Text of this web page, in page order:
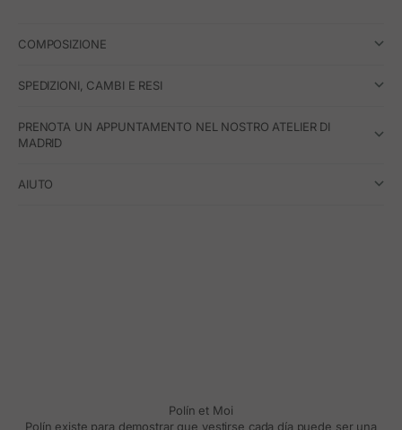
COMPOSIZIONE
SPEDIZIONI, CAMBI E RESI
PRENOTA UN APPUNTAMENTO NEL NOSTRO ATELIER DI
MADRID
AIUTO
Polín et Moi
Polín existe para demostrar que vestirse cada día puede ser una